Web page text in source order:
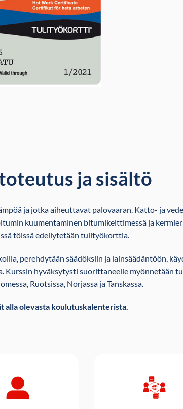
ja sisältö
ja jotka aiheuttavat palovaaran. Katto- ja
kuumentaminen bitumikeittimessä ja
töissä edellytetään tulityökorttia.
perehdytään säädöksiin ja lainsäädäntöön,
Kurssin hyväksytysti suorittaneelle myönnetään
Ruotsissa, Norjassa ja Tanskassa.
alla olevasta koulutuskalenterista.